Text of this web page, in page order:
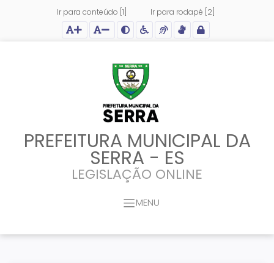
Ir para conteúdo [1] Ir para rodapé [2]
Ação para aumentar tamanho da fonte do site
Ação para diminuir tamanho da fonte do site
Ação para aplicar auto contraste no site
Acessar página sobre acessibilidade do site
Acessar página sobre NVDA - Leitor de Tela
Acessar página sobre VLibras - Tradutor de
Acessar Intranet
PREFEITURA MUNICIPAL DA
SERRA - ES
LEGISLAÇÃO ONLINE
MENU